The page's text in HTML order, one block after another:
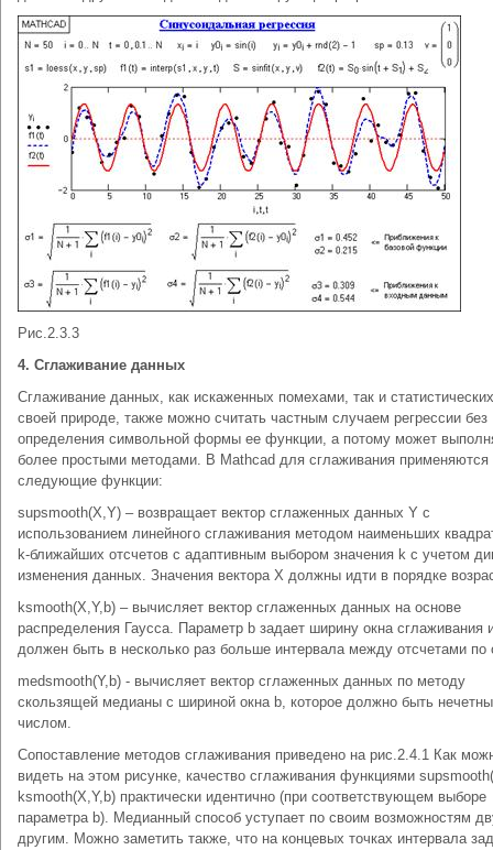
Рис.2.3.3
4. Сглаживание данных
Сглаживание данных, как искаженных помехами, так и
своей природе, также можно считать частным случаем регрессии без
определения символьной формы ее функции, а потому может
более простыми методами. В Mathcad для сглаживания применяются
следующие функции:
supsmooth(X,Y) – возвращает вектор сглаженных данных Y с
использованием линейного сглаживания методом наименьших
k-ближайших отсчетов с адаптивным выбором значения k с учетом
изменения данных. Значения вектора Х должны идти в порядке
ksmooth(X,Y,b) – вычисляет вектор сглаженных данных на основе
распределения Гаусса. Параметр b задает ширину окна сглаживания
должен быть в несколько раз больше интервала между отсчетами по
medsmooth(Y,b) - вычисляет вектор сглаженных данных по методу
скользящей медианы с шириной окна b, которое должно быть
числом.
Сопоставление методов сглаживания приведено на рис.2.4.1 Как
видеть на этом рисунке, качество сглаживания функциями
ksmooth(X,Y,b) практически идентично (при соответствующем выборе
параметра b). Медианный способ уступает по своим возможностям
другим. Можно заметить также, что на концевых точках интервала